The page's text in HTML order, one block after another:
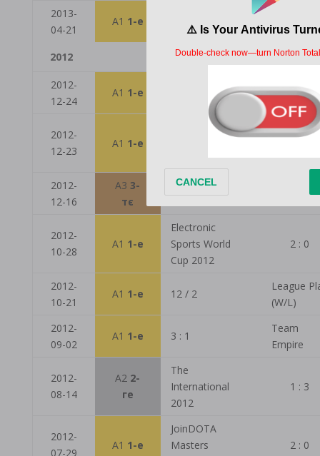
2013-
04-21
A1 1-е
One Season 1
2012
2012-
12-24
A1 1-е
League
2012-
12-23
A1 1-е
Season Four
2012-
12-16
A33-
тє
2 : 0 Wzriv
2012-
10-28
A1 1-е
Electronic
Sports World
Cup 2012
2 : 0
2012-
10-21
A1 1-е 12 / 2
League
(W/L)
2012-
09-02
A1 1-е 3 : 1
Team
Empire
2012-
08-14
A2 2-
ге
The
International
2012
1 : 3
2012-
07-29
A1 1-е
JoinDOTA
Masters
2 : 0